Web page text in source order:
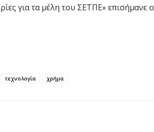
για τα μέλη του ΣΕΤΠΕ» επισήμανε ο
τεχνολογία χρήμα